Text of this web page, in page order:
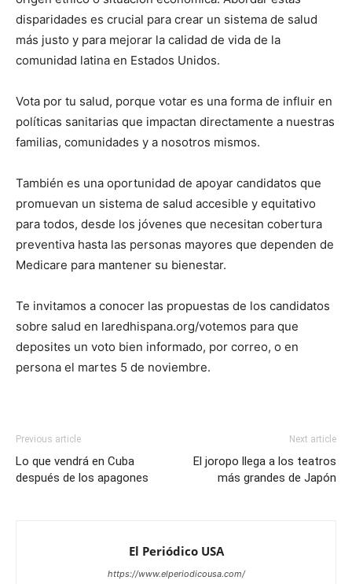
disparidades es crucial para crear un sistema de salud
más justo y para mejorar la calidad de vida de la
comunidad latina en Estados Unidos.
Vota por tu salud, porque votar es una forma de influir en
políticas sanitarias que impactan directamente a nuestras
familias, comunidades y a nosotros mismos.
También es una oportunidad de apoyar candidatos que
promuevan un sistema de salud accesible y equitativo
para todos, desde los jóvenes que necesitan cobertura
preventiva hasta las personas mayores que dependen de
Medicare para mantener su bienestar.
Te invitamos a conocer las propuestas de los candidatos
sobre salud en laredhispana.org/votemos para que
deposites un voto bien informado, por correo, o en
persona el martes 5 de noviembre.
Previous article
Lo que vendrá en Cuba
después de los apagones
Next article
El joropo llega a los teatros
más grandes de Japón
El Periódico USA
https://www.elperiodicousa.com/